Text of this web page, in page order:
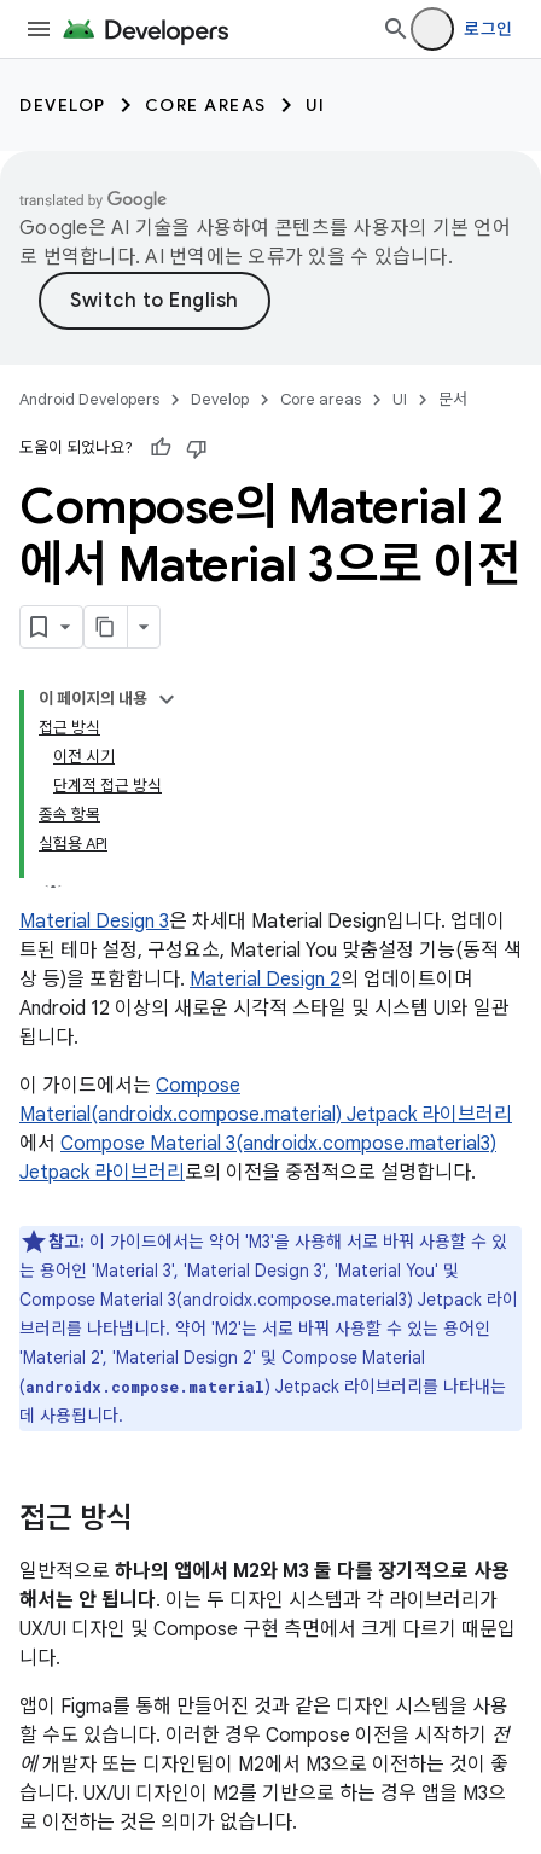
로그인
DEVELOP CORE AREAS UI
Google은 AI 기술을 사용하여 콘텐츠를 사용자의 기본 언어
로 번역합니다. AI 번역에는 오류가 있을 수 있습니다.
Android Developers Develop Core areas UI 문서
도움이 되었나요?
Compose의 Material 2
에서 Material 3으로 이전
이 페이지의 내용
접근 방식
이전 시기
단계적 접근 방식
종속 항목
실험용 API
Material Design 3은 차세대 Material Design입니다. 업데이
트된 테마 설정, 구성요소, Material You 맞춤설정 기능(동적 색
상 등)을 포함합니다. Material Design 2의 업데이트이며
Android 12 이상의 새로운 시각적 스타일 및 시스템 UI와 일관
됩니다.
이 가이드에서는 Compose
Material(androidx.compose.material) Jetpack 라이브러리
에서 Compose Material 3(androidx.compose.material3)
Jetpack 라이브러리 로의 이전을 중점적으로 설명합니다.
참고: 이 가이드에서는 약어 'M3'을 사용해 서로 바꿔 사용할 수 있
는 용어인 'Material 3', 'Material Design 3', 'Material You' 및
Compose Material 3(androidx.compose.material3) Jetpack 라이
브러리를 나타냅니다. 약어 'M2'는 서로 바꿔 사용할 수 있는 용어인
'Material 2', 'Material Design 2' 및 Compose Material
(androidx.compose.material) Jetpack 라이브러리를 나타내는
데 사용됩니다.
접근 방식
일반적으로 하나의 앱에서 M2와 M3 둘 다를 장기적으로 사용
해서는 안 됩니다. 이는 두 디자인 시스템과 각 라이브러리가
UX/UI 디자인 및 Compose 구현 측면에서 크게 다르기 때문입
니다.
앱이 Figma를 통해 만들어진 것과 같은 디자인 시스템을 사용
할 수도 있습니다. 이러한 경우 Compose 이전을 시작하기 전
에개발자 또는 디자인팀이 M2에서 M3으로 이전하는 것이 좋
습니다. UX/UI 디자인이 M2를 기반으로 하는 경우 앱을 M3으
로 이전하는 것은 의미가 없습니다.